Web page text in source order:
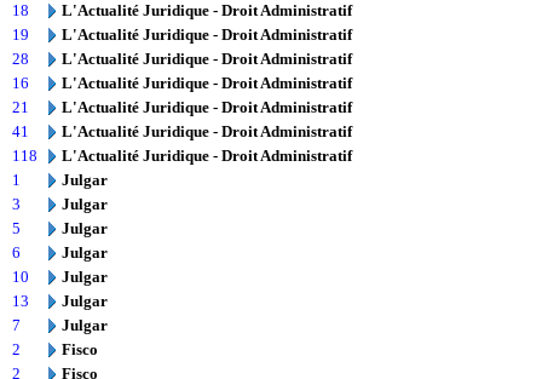
18
L'Actualité Juridique - Droit Administratif
19
L'Actualité Juridique - Droit Administratif
28
L'Actualité Juridique - Droit Administratif
16
L'Actualité Juridique - Droit Administratif
21
L'Actualité Juridique - Droit Administratif
41
L'Actualité Juridique - Droit Administratif
118
L'Actualité Juridique - Droit Administratif
1
Julgar
3
Julgar
5
Julgar
6
Julgar
10
Julgar
13
Julgar
7
Julgar
2
Fisco
2
Fisco